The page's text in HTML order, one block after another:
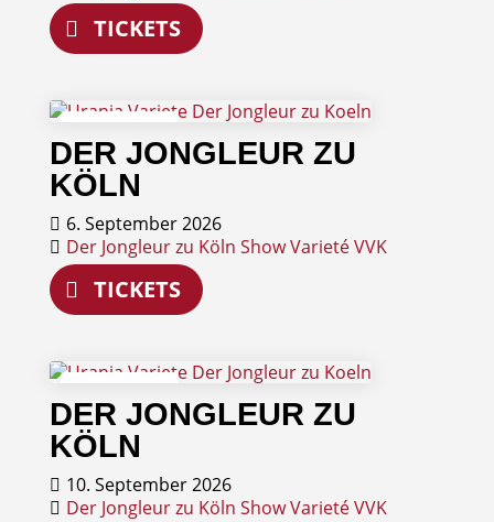
TICKETS
06
September
DER JONGLEUR ZU
KÖLN
6. September 2026
Der Jongleur zu Köln ShowVarietéVVK
TICKETS
10
September
DER JONGLEUR ZU
KÖLN
10. September 2026
Der Jongleur zu Köln ShowVarietéVVK